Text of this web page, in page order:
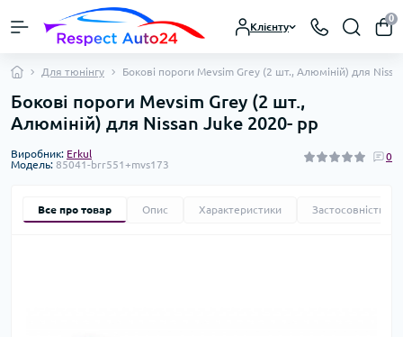
Клієнту
0
Для тюнінгу Бокові пороги Mevsim Grey (2 шт., Алюміній) для
Бокові пороги Mevsim Grey (2 шт.,
Алюміній) для Nissan Juke 2020- рр
Виробник: Erkul
Модель: 85041-brr551+mvs173
0
Все про товар Опис Характеристики Застосовність